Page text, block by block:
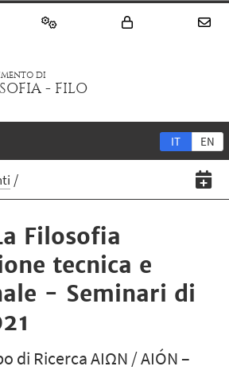
DI
- FILO
IT EN
Filosofia
tecnica e
- Seminari di
di Ricerca ΑΙΩΝ / AIÓN –